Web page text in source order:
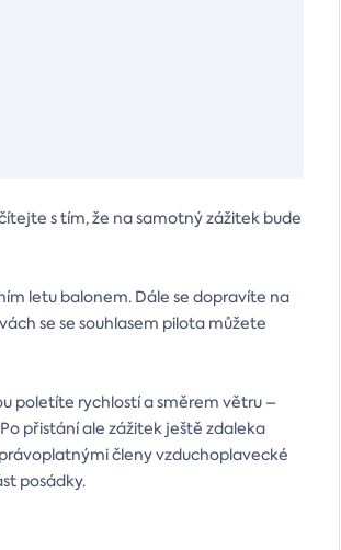
s tím, že na samotný zážitek bude
letu balonem. Dále se dopravíte na
se se souhlasem pilota můžete
poletíte rychlostí a směrem větru –
přistání ale zážitek ještě zdaleka
členy vzduchoplavecké
posádky.